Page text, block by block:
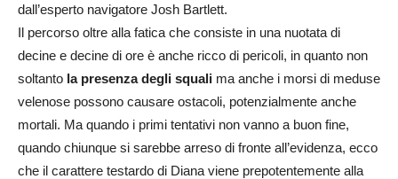
dall’esperto navigatore Josh Bartlett.
Il percorso oltre alla fatica che consiste in una nuotata di
decine e decine di ore è anche ricco di pericoli, in quanto non
soltanto la presenza degli squali ma anche i morsi di meduse
velenose possono causare ostacoli, potenzialmente anche
mortali. Ma quando i primi tentativi non vanno a buon fine,
quando chiunque si sarebbe arreso di fronte all’evidenza, ecco
che il carattere testardo di Diana viene prepotentemente alla